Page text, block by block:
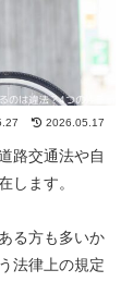
2026.05.17
路交通法や自
します。
る方も多いか
法律上の規定